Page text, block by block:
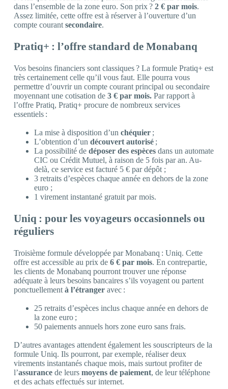
dans l’ensemble de la zone euro. Son prix ? 2 € par mois.
Assez limitée, cette offre est à réserver à l’ouverture d’un
compte courant secondaire.
Pratiq+ : l’offre standard de Monabanq
Vos besoins financiers sont classiques ? La formule Pratiq+ est
très certainement celle qu’il vous faut. Elle pourra vous
permettre d’ouvrir un compte courant principal ou secondaire
moyennant une cotisation de 3 € par mois. Par rapport à
l’offre Pratiq, Pratiq+ procure de nombreux services
essentiels :
La mise à disposition d’un chéquier ;
L’obtention d’un découvert autorisé ;
La possibilité de déposer des espèces dans un automate
CIC ou Crédit Mutuel, à raison de 5 fois par an. Au-
delà, ce service est facturé 5 € par dépôt ;
3 retraits d’espèces chaque année en dehors de la zone
euro ;
1 virement instantané gratuit par mois.
Uniq : pour les voyageurs occasionnels ou
réguliers
Troisième formule développée par Monabanq : Uniq. Cette
offre est accessible au prix de 6 € par mois. En contrepartie,
les clients de Monabanq pourront trouver une réponse
adéquate à leurs besoins bancaires s’ils voyagent ou partent
ponctuellement à l’étranger avec :
25 retraits d’espèces inclus chaque année en dehors de
la zone euro ;
50 paiements annuels hors zone euro sans frais.
D’autres avantages attendent également les souscripteurs de la
formule Uniq. Ils pourront, par exemple, réaliser deux
virements instantanés chaque mois, mais surtout profiter de
l’assurance de leurs moyens de paiement, de leur téléphone
et des achats effectués sur internet.